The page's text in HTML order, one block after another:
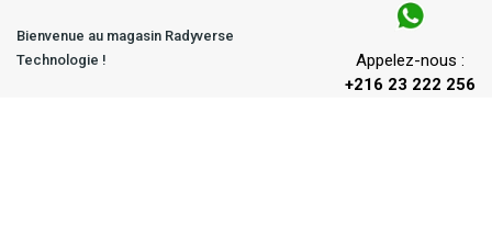
Bienvenue au magasin Radyverse
Technologie !
Appelez-nous :
+216 23 222 256